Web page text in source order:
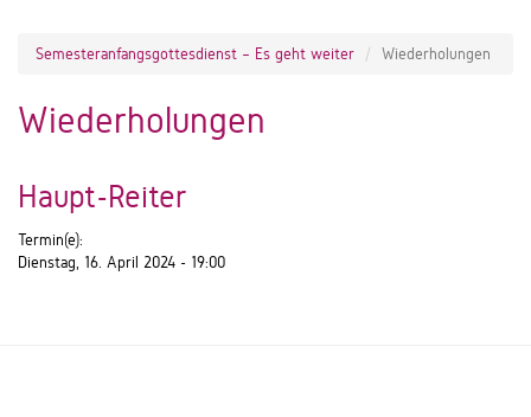
Semesteranfangsgottesdienst – Es geht weiter Wiederholungen
Wiederholungen
Haupt-Reiter
Termin(e):
Dienstag, 16. April 2024 - 19:00